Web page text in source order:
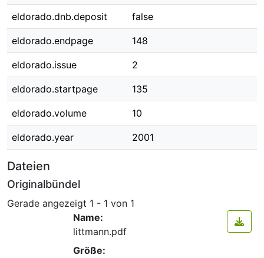
eldorado.dnb.deposit false
eldorado.endpage 148
eldorado.issue 2
eldorado.startpage 135
eldorado.volume 10
eldorado.year 2001
Dateien
Originalbündel
Gerade angezeigt 1 - 1 von 1
Name:
littmann.pdf
Größe: